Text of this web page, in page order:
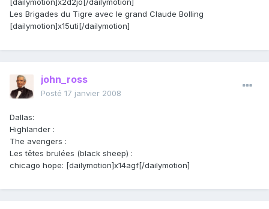
[dailymotion]x2d2jo[/dailymotion]
Les Brigades du Tigre avec le grand Claude Bolling
[dailymotion]x15uti[/dailymotion]
john_ross
Posté 17 janvier 2008
Dallas:
Highlander :
The avengers :
Les têtes brulées (black sheep) :
chicago hope: [dailymotion]x14agf[/dailymotion]